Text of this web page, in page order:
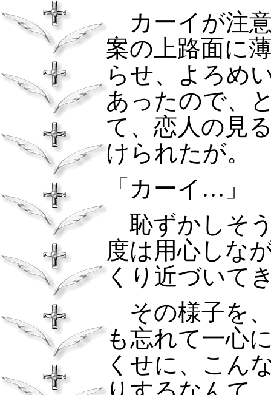
カーイが注
案の上路面に
らせ、よろめ
あったので、
て、恋人の見
けられたが。
「カーイ…」
恥ずかしそ
度は用心しな
くり近づいて
その様子を
も忘れて一心
くせに、こん